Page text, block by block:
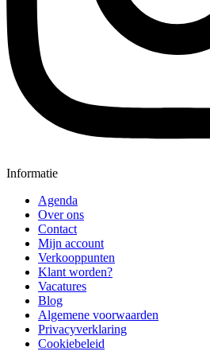
Informatie
Agenda
Over ons
Contact
Mijn account
Verkooppunten
Klant worden?
Vacatures
Blog
Algemene voorwaarden
Privacyverklaring
Cookiebeleid